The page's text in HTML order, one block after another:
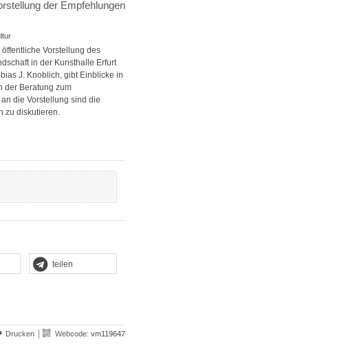
der Empfehlungen
Vorstellung des
in der Kunsthalle Erfurt
J. Knoblich, gibt Einblicke in
der Beratung zum
die Vorstellung sind die
zu diskutieren.
teilen
Drucken Webcode: vm119647